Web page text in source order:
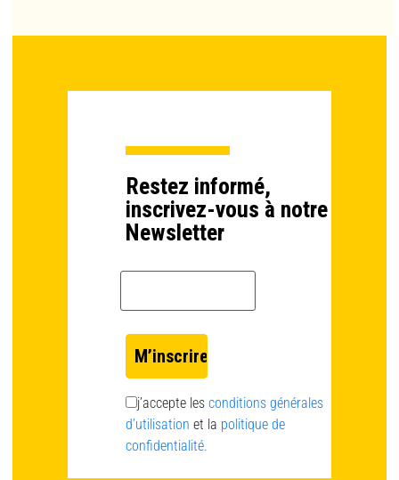
Restez informé,
inscrivez-vous à notre
Newsletter
j’accepte les conditions générales
d’utilisation et la politique de
confidentialité.